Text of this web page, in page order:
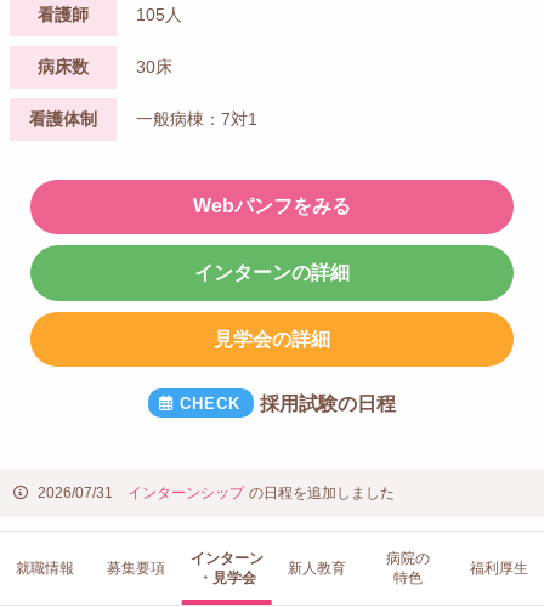
看護師 105人
病床数 30床
看護体制 一般病棟：7対1
Webパンフをみる
インターンの詳細
見学会の詳細
採用試験の日程
2026/07/31 インターンシップ の日程を追加しました
就職情報 募集要項
インターン
・見学会
新人教育
病院の
特色
福利厚生